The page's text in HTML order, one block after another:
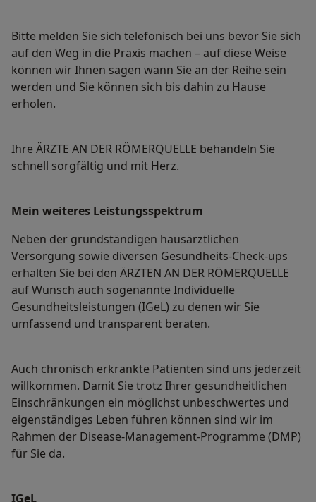
Bitte melden Sie sich telefonisch bei uns bevor Sie sich
auf den Weg in die Praxis machen – auf diese Weise
können wir Ihnen sagen wann Sie an der Reihe sein
werden und Sie können sich bis dahin zu Hause
erholen.
Ihre ÄRZTE AN DER RÖMERQUELLE behandeln Sie
schnell sorgfältig und mit Herz.
Mein weiteres Leistungs­spektrum
Neben der grundständigen hausärztlichen
Versorgung sowie diversen Gesundheits-Check-ups
erhalten Sie bei den ÄRZTEN AN DER RÖMERQUELLE
auf Wunsch auch sogenannte Individuelle
Gesundheitsleistungen (IGeL) zu denen wir Sie
umfassend und transparent beraten.
Auch chronisch erkrankte Patienten sind uns jederzeit
willkommen. Damit Sie trotz Ihrer gesundheitlichen
Einschränkungen ein möglichst unbeschwertes und
eigenständiges Leben führen können sind wir im
Rahmen der Disease-Management-Programme (DMP)
für Sie da.
IGeL